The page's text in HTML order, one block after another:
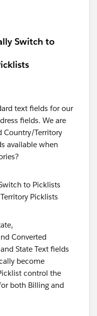
Switch to
text fields for our
fields. We are
Country/Territory
available when
Converted
State Text fields
become
control the
both Billing and